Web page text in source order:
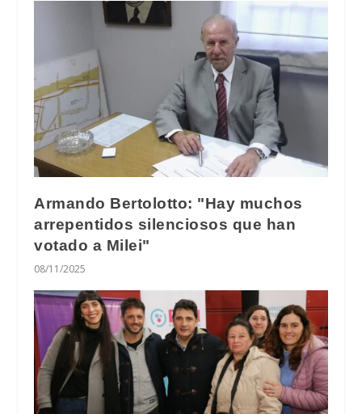
Armando Bertolotto: "Hay muchos
arrepentidos silenciosos que han
votado a Milei"
08/11/2025